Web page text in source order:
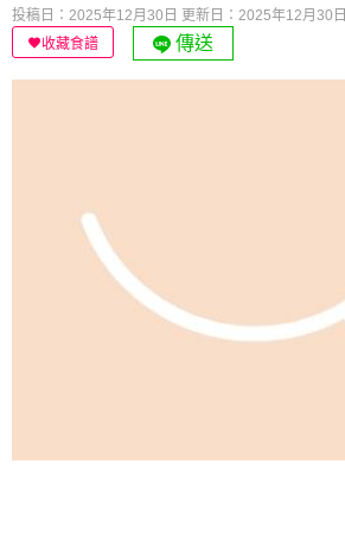
投稿日：2025年12月30日 更新日：2025年12月30日
收藏食譜
傳送